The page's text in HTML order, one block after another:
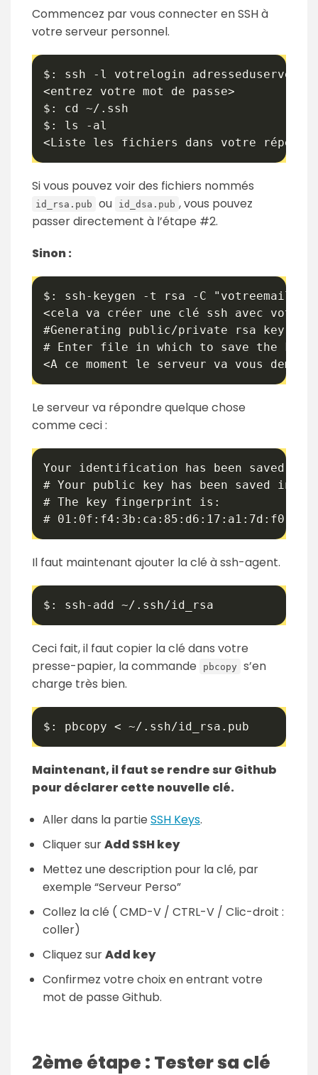
Commencez par vous connecter en SSH à
votre serveur personnel.
$: ssh -l votrelogin adresseduserveur
<entrez votre mot de passe>
$: cd ~/.ssh
$: ls -al
<Liste les fichiers dans votre
Si vous pouvez voir des fichiers nommés
id_rsa.pub ou id_dsa.pub , vous pouvez
passer directement à l’étape #2.
Sinon :
$: ssh-keygen -t rsa -C
<cela va créer une clé ssh avec votre
#Generating public/private rsa key
# Enter file in which to save the key
<A ce moment le serveur va vous
Le serveur va répondre quelque chose
comme ceci :
Your identification has been saved in
# Your public key has been saved in /
# The key fingerprint is:
#
Il faut maintenant ajouter la clé à ssh-agent.
$: ssh-add ~/.ssh/id_rsa
Ceci fait, il faut copier la clé dans votre
presse-papier, la commande
pbcopy
s’en
charge très bien.
$: pbcopy < ~/.ssh/id_rsa.pub
Maintenant, il faut se rendre sur Github
pour déclarer cette nouvelle clé.
Aller dans la partie SSH Keys.
Cliquer surAdd SSH key
Mettez une description pour la clé, par
exemple “Serveur Perso”
Collez la clé ( CMD-V / CTRL-V / Clic-droit :
coller)
Cliquez surAdd key
Confirmez votre choix en entrant votre
mot de passe Github.
2ème étape : Tester sa clé